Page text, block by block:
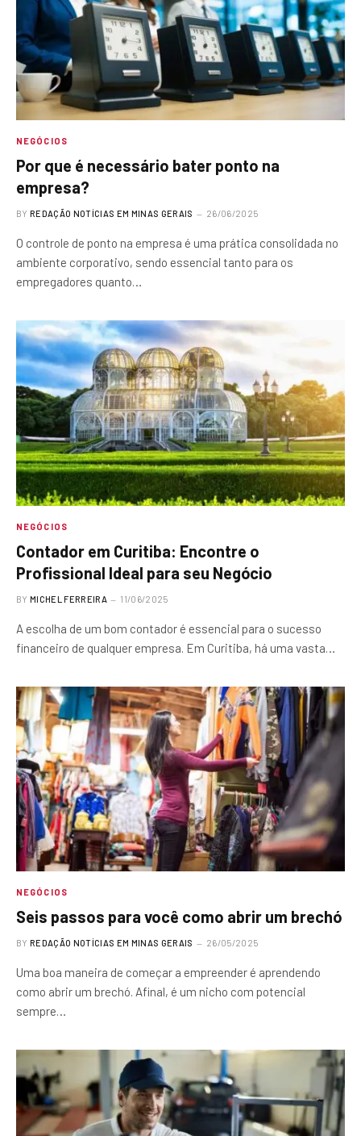
NEGÓCIOS
Por que é necessário bater ponto na
empresa?
BY REDAÇÃO NOTÍCIAS EM MINAS GERAIS 26/06/2025
O controle de ponto na empresa é uma prática consolidada no
ambiente corporativo, sendo essencial tanto para os
empregadores quanto…
NEGÓCIOS
Contador em Curitiba: Encontre o
Profissional Ideal para seu Negócio
BY MICHEL FERREIRA 11/06/2025
A escolha de um bom contador é essencial para o sucesso
financeiro de qualquer empresa. Em Curitiba, há uma vasta…
NEGÓCIOS
Seis passos para você como abrir um brechó
BY REDAÇÃO NOTÍCIAS EM MINAS GERAIS 26/05/2025
Uma boa maneira de começar a empreender é aprendendo
como abrir um brechó. Afinal, é um nicho com potencial
sempre…